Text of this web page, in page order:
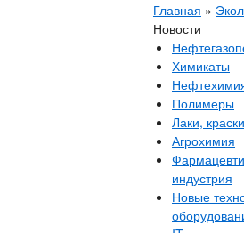
Главная »
Новости
Химикаты
Полимеры
Лаки, краски
Агрохимия
индустрия
Новые